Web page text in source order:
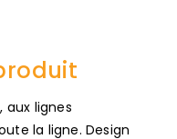
aux lignes
la ligne. Design